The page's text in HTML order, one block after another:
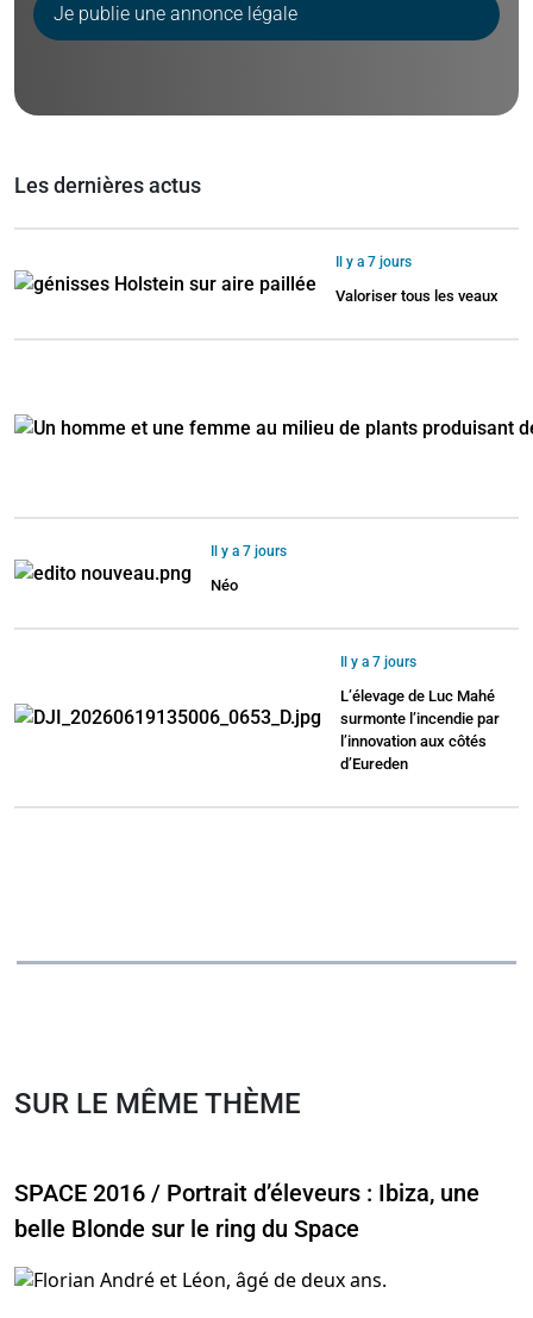
Je publie une annonce légale
Les dernières actus
Il y a 7 jours
Valoriser tous les veaux
Il y a 7 jours
Néo
Il y a 7 jours
L’élevage de Luc Mahé
surmonte l’incendie par
l’innovation aux côtés
d’Eureden
SUR LE MÊME THÈME
SPACE 2016 / Portrait d’éleveurs : Ibiza, une
belle Blonde sur le ring du Space